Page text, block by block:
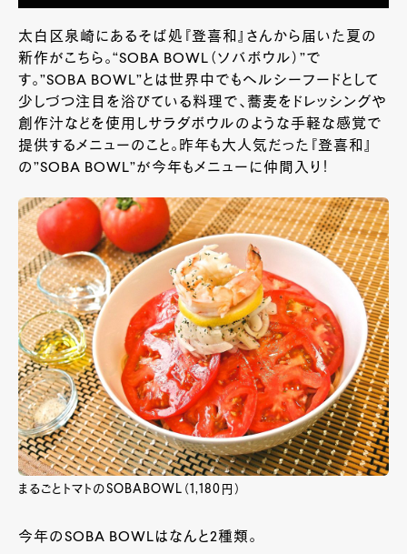
太白区泉崎にあるそば処『登喜和』さんから届いた夏の
新作がこちら。“SOBA BOWL（ソバボウル） ”で
す。”SOBA BOWL”とは世界中でもヘルシーフードとして
少しづつ注目を浴びている料理で、蕎麦をドレッシングや
創作汁などを使用しサラダボウルのような手軽な感覚で
提供するメニューのこと。昨年も大人気だった『登喜和』
の”SOBA BOWL”が今年もメニューに仲間入り！
まるごとトマトのSOBABOWL（1,180円）
今年のSOBA BOWLはなんと2種類。